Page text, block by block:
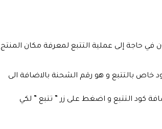
في حاجة إلى عملية التتبع لمعرفة مكان المنتج
خاص بالتتبع و هو رقم الشحنة بالاضافة الى
كود التتبع و اضغط على زر ” تتبع ” لكي